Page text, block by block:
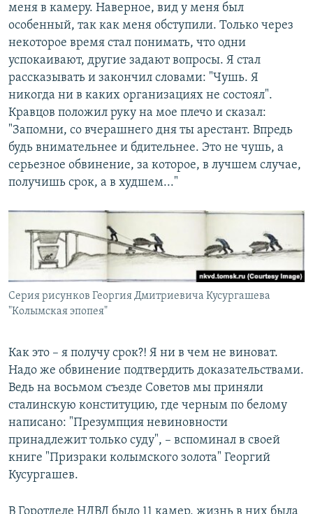
меня в камеру. Наверное, вид у меня был
особенный, так как меня обступили. Только через
некоторое время стал понимать, что одни
успокаивают, другие задают вопросы. Я стал
рассказывать и закончил словами: "Чушь. Я
никогда ни в каких организациях не состоял".
Кравцов положил руку на мое плечо и сказал:
"Запомни, со вчерашнего дня ты арестант. Впредь
будь внимательнее и бдительнее. Это не чушь, а
серьезное обвинение, за которое, в лучшем случае,
получишь срок, а в худшем..."
Серия рисунков Георгия Дмитриевича Кусургашева
"Колымская эпопея"
Как это – я получу срок?! Я ни в чем не виноват.
Надо же обвинение подтвердить доказательствами.
Ведь на восьмом съезде Советов мы приняли
сталинскую конституцию, где черным по белому
написано: "Презумпция невиновности
принадлежит только суду", – вспоминал в своей
книге "Призраки колымского золота" Георгий
Кусургашев.